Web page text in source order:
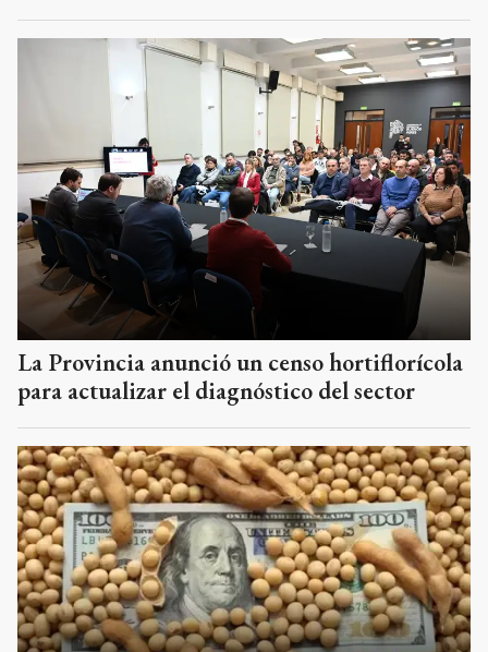
La Provincia anunció un censo hortiflorícola
para actualizar el diagnóstico del sector